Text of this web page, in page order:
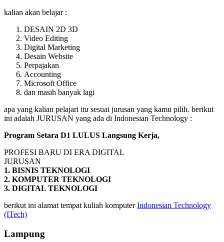
kalian akan belajar :
DESAIN 2D 3D
Video Editing
Digital Marketing
Desain Website
Perpajakan
Accounting
Microsoft Office
dan masih banyak lagi
apa yang kalian pelajari itu sesuai jurusan yang kamu pilih. berikut
ini adalah JURUSAN yang ada di Indonesian Technology :
Program Setara D1 LULUS Langsung Kerja,
PROFESI BARU DI ERA DIGITAL
JURUSAN
1. BISNIS TEKNOLOGI
2. KOMPUTER TEKNOLOGI
3. DIGITAL TEKNOLOGI
berikut ini alamat tempat kuliah komputerIndonesian Technology
(ITech)
Lampung